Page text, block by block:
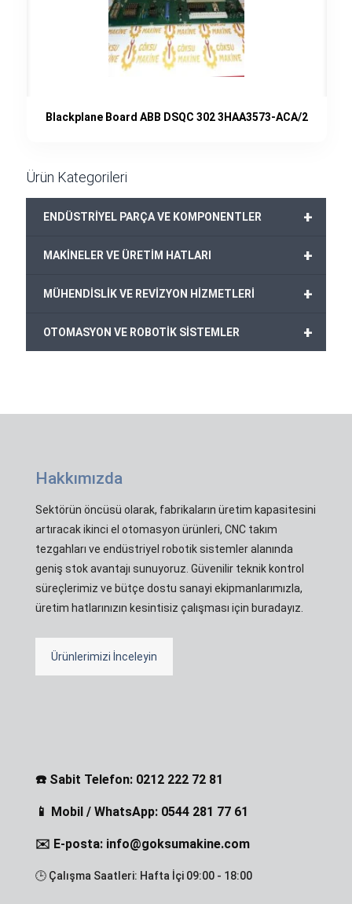
Blackplane Board ABB DSQC 302 3HAA3573-ACA/2
Ürün Kategorileri
+
ENDÜSTRİYEL PARÇA VE KOMPONENTLER
+
MAKİNELER VE ÜRETİM HATLARI
+
MÜHENDİSLİK VE REVİZYON HİZMETLERİ
+
OTOMASYON VE ROBOTİK SİSTEMLER
Hakkımızda
Sektörün öncüsü olarak, fabrikaların üretim kapasitesini
artıracak ikinci el otomasyon ürünleri, CNC takım
tezgahları ve endüstriyel robotik sistemler alanında
geniş stok avantajı sunuyoruz. Güvenilir teknik kontrol
süreçlerimiz ve bütçe dostu sanayi ekipmanlarımızla,
üretim hatlarınızın kesintisiz çalışması için buradayız.
Ürünlerimizi İnceleyin
☎️ Sabit Telefon: 0212 222 72 81
📱 Mobil / WhatsApp: 0544 281 77 61
✉️ E-posta: info@goksumakine.com
🕒 Çalışma Saatleri: Hafta İçi 09:00 - 18:00